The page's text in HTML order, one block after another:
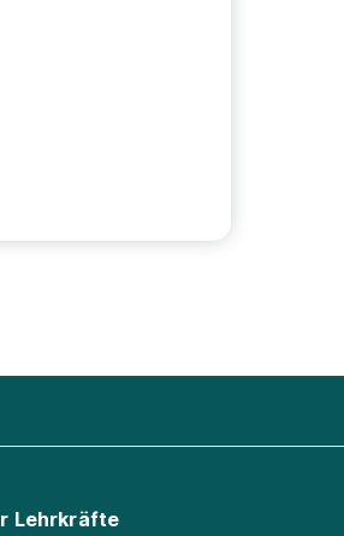
Lehrkräfte